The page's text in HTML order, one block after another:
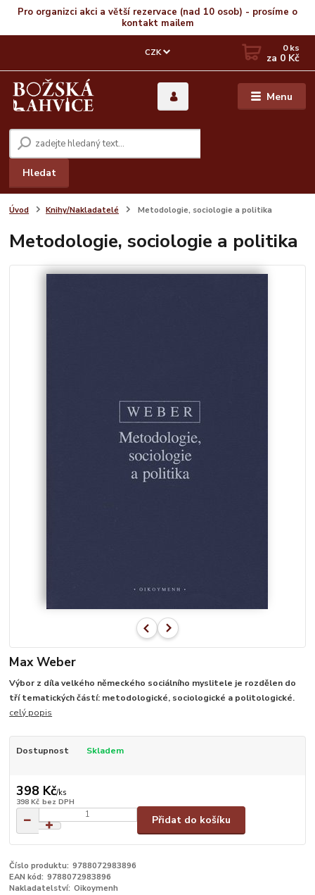
Pro organizci akci a větší rezervace (nad 10 osob) - prosíme o
kontakt mailem
Menu
CZK
Hledat
0ks
za 0 Kč
Úvod Knihy/Nakladatelé Metodologie, sociologie a politika
Metodologie, sociologie a politika
Max Weber
Výbor z díla velkého německého sociálního myslitele je rozdělen do
tří tematických částí: metodologické, sociologické a politologické.
celý popis
Dostupnost Skladem
398 Kč/ks
398 Kč bez DPH
Přidat do košíku
Číslo produktu: 9788072983896
EAN kód: 9788072983896
Nakladatelství: Oikoymenh